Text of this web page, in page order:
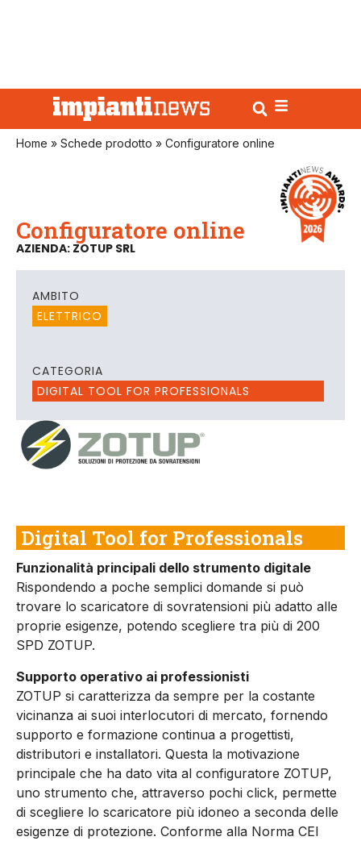
Home » Schede prodotto » Configuratore online
Configuratore online
AZIENDA: ZOTUP SRL
CATEGORIA
DIGITAL TOOL FOR PROFESSIONALS
AMBITO
ELETTRICO
Digital Tool for Professionals
Funzionalità principali dello strumento digitale
Rispondendo a poche semplici domande si può
trovare lo scaricatore di sovratensioni più adatto alle
proprie esigenze, potendo scegliere tra più di 200
SPD ZOTUP.
Supporto operativo ai professionisti
ZOTUP si caratterizza da sempre per la costante
vicinanza ai suoi interlocutori di mercato, fornendo
supporto e formazione continua a progettisti,
distributori e installatori. Questa la motivazione
principale che ha dato vita al configuratore ZOTUP,
uno strumento che, attraverso pochi click, permette
di scegliere lo scaricatore più idoneo a seconda delle
esigenze di protezione. Conforme alla Norma CEI